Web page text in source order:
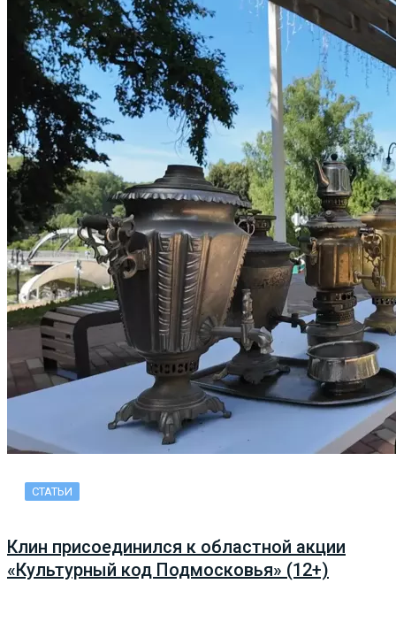
СТАТЬИ
Клин присоединился к областной акции
«Культурный код Подмосковья» (12+)